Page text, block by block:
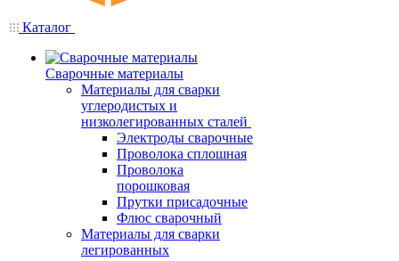
Каталог
Сварочные материалы
Материалы для сварки
углеродистых и
низколегированных сталей
Электроды сварочные
Проволока сплошная
Проволока
порошковая
Прутки присадочные
Флюс сварочный
Материалы для сварки
легированных